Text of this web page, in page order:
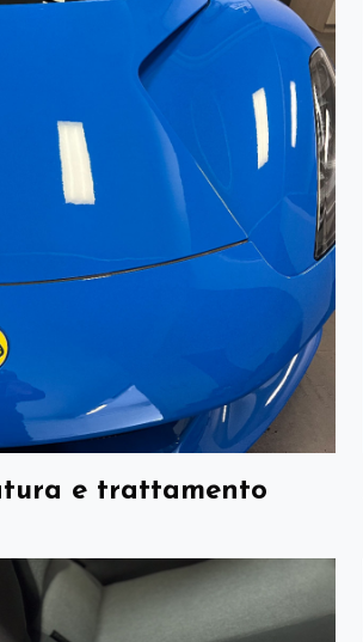
e trattamento